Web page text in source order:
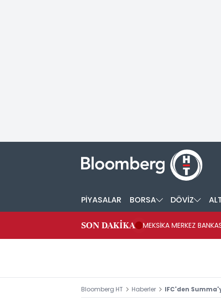
PİYASALAR BORSA DÖVİZ
SON DAKİKA MEKSİKA MERKEZ
Bloomberg HT Haberler IFC'den